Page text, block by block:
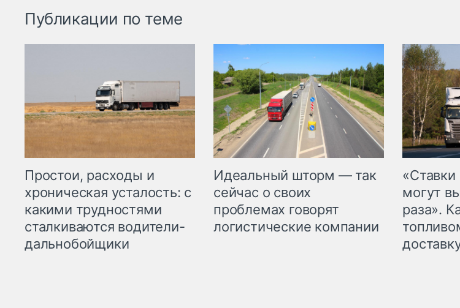
Публикации по теме
Простои, расходы и
хроническая усталость: с
какими трудностями
сталкиваются водители-
дальнобойщики
Идеальный шторм — так
сейчас о своих
проблемах говорят
логистические компании
«Ставки
могут
раза».